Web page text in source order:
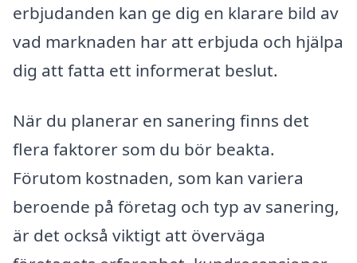
erbjudanden kan ge dig en klarare bild av
vad marknaden har att erbjuda och hjälpa
dig att fatta ett informerat beslut.
När du planerar en sanering finns det
flera faktorer som du bör beakta.
Förutom kostnaden, som kan variera
beroende på företag och typ av sanering,
är det också viktigt att överväga